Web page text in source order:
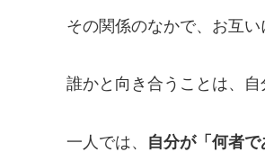
その関係のなかで、お互
誰かと向き合うことは、自
一人では、 自分が「何者